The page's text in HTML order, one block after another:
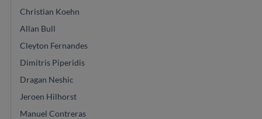
Christian Koehn
Allan Bull
Cleyton Fernandes
Dimitris Piperidis
Dragan Neshic
Jeroen Hilhorst
Manuel Contreras